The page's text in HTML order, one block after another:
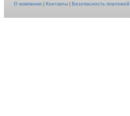
О компании|Контакты|Безопасность платежей